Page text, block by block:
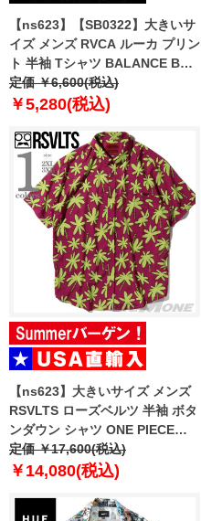
【ns623】【SB0322】大きいサ
イズ メンズ RVCA ルーカ プリン
ト 半袖 Tシャツ BALANCE BOX
USA直輸入 avyzt00788
定価 ￥6,600(税込)
￥5,280(税込)
【ns623】大きいサイズ メンズ
RSVLTS ローズベルツ 半袖 ボタ
ンダウン シャツ ONE PIECE
KUNUFLEX SS SHIRT USA直輸
入 btn-op-franky
定価 ￥17,600(税込)
￥14,080(税込)